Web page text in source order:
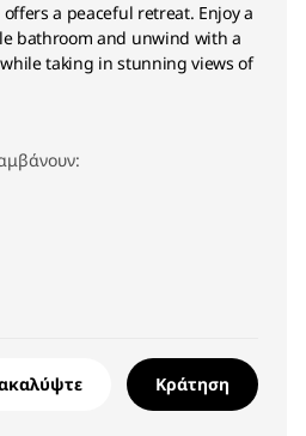
a peaceful retreat. Enjoy a
bathroom and unwind with a
taking in stunning views of
Κράτηση